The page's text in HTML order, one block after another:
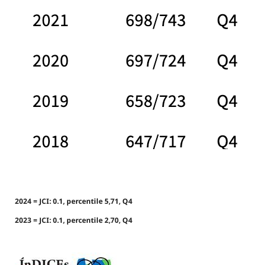
2024 = JCI: 0.1, percentile 5,71, Q4
2023 = JCI: 0.1, percentile 2,70, Q4